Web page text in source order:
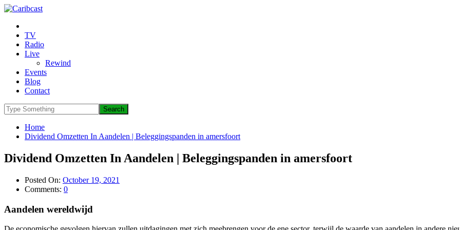
TV
Radio
Live
Rewind
Events
Blog
Contact
Home
Dividend Omzetten In Aandelen | Beleggingspanden in amersfoort
Dividend Omzetten In Aandelen | Beleggingspanden in amersfoort
Posted On: October 19, 2021
Comments: 0
Aandelen wereldwijd